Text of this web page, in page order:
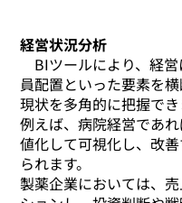
経営状況分析
BIツールにより、経
員配置といった要素を
現状を多角的に把握でき
例えば、病院経営であ
値化して可視化し、改
られます。
製薬企業においては、